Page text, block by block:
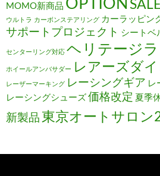
MOMO新商品
ウルトラ カーボンステアリング カーラッピン
サポートプロジェクト シートベ
センターリング対応 ヘリテージ
ホイールアンバサダー レアーズダ
レーザーマーキング レーシングギア レ
レーシングシューズ価格改定 夏季
新製品 東京オートサロン